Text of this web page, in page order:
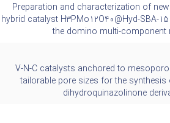
Preparation and characterization of
hybrid catalyst H3PMo12O40@Hyd-SBA-
the domino multi-component
V-N-C catalysts anchored to
tailorable pore sizes for the
dihydroquinazolinone